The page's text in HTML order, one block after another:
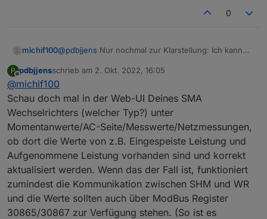
0
michif100@pdbjjens Nur nochmal zur Klarstellung: Ich kann
oder ähnliche Werte per Modbus abrufen?
Ich habe evcc mittlerweil auf einem RasPi laufen,
daher nicht das Problem.
Trotzdem bekomme ich fast kein Modbus Register
richtig hin, außer den PV Ertrag:
P
Offline
pdbjjensschrieb am 2. Okt. 2022, 16:05
zuletzt editiert von
@michif100
Schau doch mal in der Web-UI Deines SMA
Wechselrichters (welcher Typ?) unter
Momentanwerte/AC-Seite/Messwerte/Netzmessungen,
ob dort die Werte von z.B. Eingespeiste Leistung und
Aufgenommene Leistung vorhanden sind und korrekt
aktualisiert werden. Wenn das der Fall ist, funktioniert
zumindest die Kommunikation zwischen SHM und WR
und die Werte sollten auch über ModBus Register
30865/30867 zur Verfügung stehen. (So ist es